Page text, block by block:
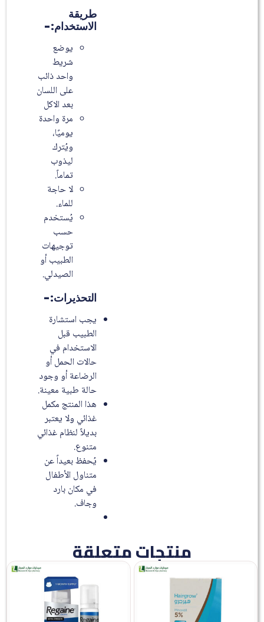
طريقة
الاستخدام:-
يوضع
شريط
واحد ذائب
على اللسان
بعد الاكل
مرة واحدة
يوميًا،
ويُترك
ليذوب
تماماً.
لا حاجة
للماء.
يُستخدم
حسب
توجيهات
الطبيب أو
الصيدلي.
التحذيرات:-
يجب استشارة
الطبيب قبل
الاستخدام في
حالات الحمل أو
الرضاعة أو وجود
حالة طبية معينة.
هذا المنتج مكمل
غذائي ولا يعتبر
بديلاً لنظام غذائي
متنوع.
يُحفظ بعيداً عن
متناول الأطفال
في مكان بارد
وجاف.
منتجات متعلقة